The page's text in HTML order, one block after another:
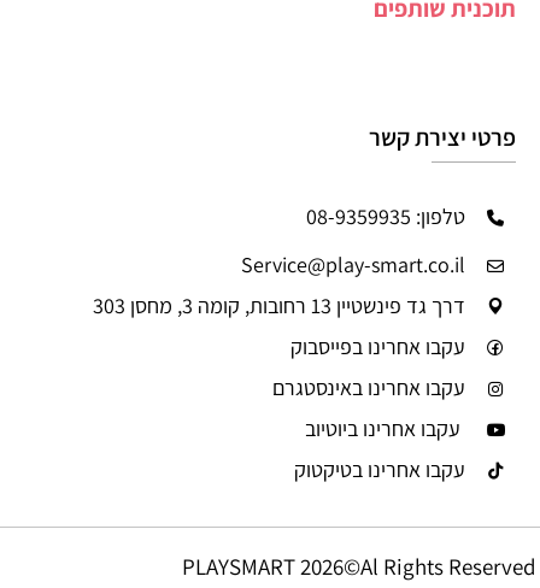
תוכנית שותפים
פרטי יצירת קשר
טלפון: 08-9359935
Service@play-smart.co.il
דרך גד פינשטיין 13 רחובות, קומה 3, מחסן 303
עקבו אחרינו בפייסבוק
עקבו אחרינו באינסטגרם
עקבו אחרינו ביוטיוב
עקבו אחרינו בטיקטוק
PLAYSMART 2026©Al Rights Reserved